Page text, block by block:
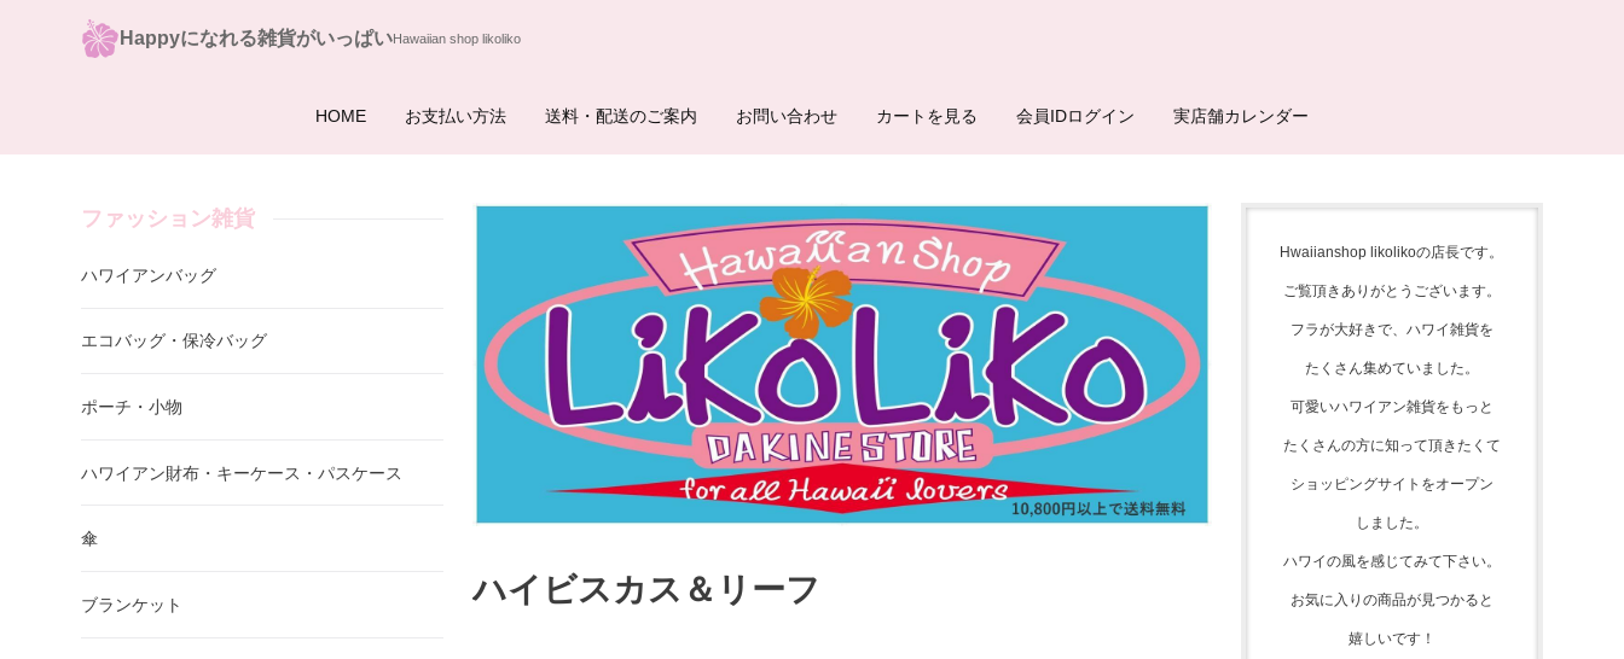
Happyになれる雑貨がいっぱい
HOME お支払い方法 送料・配送のご案内 お問い合わせ カートを見る 会員IDログイン 実店舗カレンダー
ハイビスカス＆リーフ
ファッション雑貨
ハワイアンバッグ
エコバッグ・保冷バッグ
ポーチ・小物
ハワイアン財布・キーケース・パスケース
傘
ブランケット
Hwaiianshop likolikoの店長です。
ご覧頂きありがとうございます。
フラが大好きで、 ハワイ雑貨を
たくさん集めていました。
可愛いハワイアン雑貨をもっと
たくさんの方に知って頂きたくて
ショッピングサイトをオープン
しました。
ハワイの風を感じてみて下さい。
お気に入りの商品が見つかると
嬉しいです！